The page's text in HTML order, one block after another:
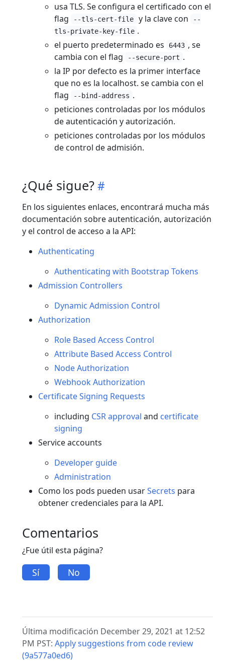
usa TLS. Se configura el certificado con el
flag
--tls-cert-file y la clave con
--
tls-private-key-file .
el puerto predeterminado es
6443 , se
cambia con el flag
--secure-port .
la IP por defecto es la primer interface
que no es la localhost. se cambia con el
flag
--bind-address .
peticiones controladas por los módulos
de autenticación y autorización.
peticiones controladas por los módulos
de control de admisión.
¿Qué sigue?
En los siguientes enlaces, encontrará mucha más
documentación sobre autenticación, autorización
y el control de acceso a la API:
Authenticating
Authenticating with Bootstrap Tokens
Admission Controllers
Dynamic Admission Control
Authorization
Role Based Access Control
Attribute Based Access Control
Node Authorization
Webhook Authorization
Certificate Signing Requests
including CSR approval and certificate
signing
Service accounts
Developer guide
Administration
Como los pods pueden usarSecrets para
obtener credenciales para la API.
Comentarios
¿Fue útil esta página?
Sí No
Última modificación December 29, 2021 at 12:52
PM PST: Apply suggestions from code review
(9a577a0ed6)